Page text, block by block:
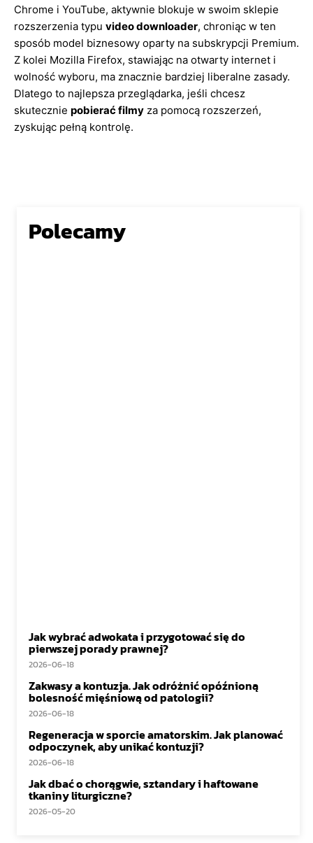
Chrome i YouTube, aktywnie blokuje w swoim sklepie
rozszerzenia typu video downloader, chroniąc w ten
sposób model biznesowy oparty na subskrypcji Premium.
Z kolei Mozilla Firefox, stawiając na otwarty internet i
wolność wyboru, ma znacznie bardziej liberalne zasady.
Dlatego to najlepsza przeglądarka, jeśli chcesz
skutecznie pobierać filmy za pomocą rozszerzeń,
zyskując pełną kontrolę.
Polecamy
Jak wybrać adwokata i przygotować się do
pierwszej porady prawnej?
2026-06-18
Zakwasy a kontuzja. Jak odróżnić opóźnioną
bolesność mięśniową od patologii?
2026-06-18
Regeneracja w sporcie amatorskim. Jak planować
odpoczynek, aby unikać kontuzji?
2026-06-18
Jak dbać o chorągwie, sztandary i haftowane
tkaniny liturgiczne?
2026-05-20